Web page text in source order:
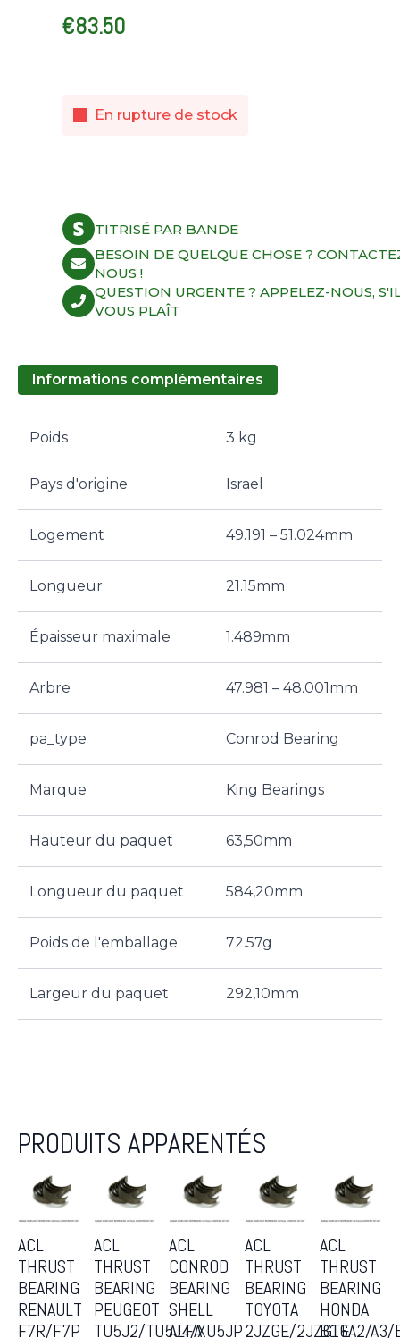
€83.50
En rupture de stock
TITRISÉ PAR BANDE
BESOIN DE QUELQUE CHOSE ?
NOUS !
QUESTION URGENTE ? APPELEZ-NOUS,
VOUS PLAÎT
Informations complémentaires
Poids 3 kg
Pays d'origine Israel
Logement 49.191 – 51.024mm
Longueur 21.15mm
Épaisseur maximale 1.489mm
Arbre 47.981 – 48.001mm
pa_type Conrod Bearing
Marque King Bearings
Hauteur du paquet 63,50mm
Longueur du paquet 584,20mm
Poids de l'emballage 72.57g
Largeur du paquet 292,10mm
PRODUITS APPARENTÉS
ACL
THRUST
BEARING
RENAULT
F7R/F7P
ACL
THRUST
BEARING
PEUGEOT
TU5J2/TU5J4/XU5JP
ACL
CONROD
BEARING
SHELL
ALFA
ACL
THRUST
BEARING
TOYOTA
2JZGE/2JZGTE
ACL
THRUST
BEARING
HONDA
B16A2/